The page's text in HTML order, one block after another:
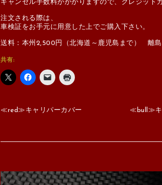
キャンセル手数料がかかりますので、クレジット
注文される際は、
車検証をお手元に用意した上でご購入下さい。
送料：本州2,500円（北海道～鹿児島まで） 離島
共有:
≪red≫キャリパーカバー ≪bull≫キ